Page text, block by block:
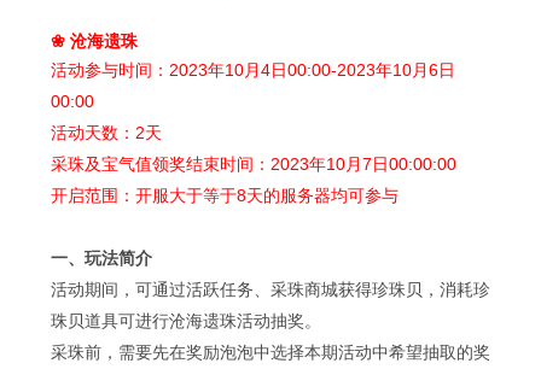
❀沧海遗珠
活动参与时间： 2023年10月4日00:00-2023年10月6日
00:00
活动天数： 2天
采珠及宝气值领奖结束时间： 2023年10月7日00:00:00
开启范围：开服大于等于8天的服务器均可参与
一、玩法简介
活动期间，可通过活跃任务、采珠商城获得珍珠贝，消耗珍
珠贝道具可进行沧海遗珠活动抽奖。
采珠前，需要先在奖励泡泡中选择本期活动中希望抽取的奖